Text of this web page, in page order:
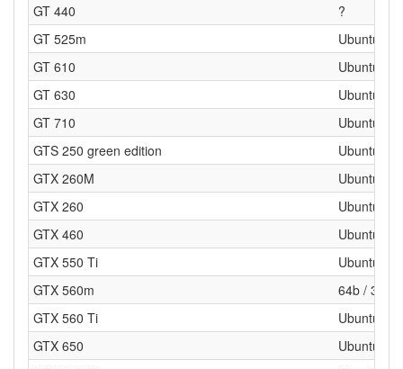
GT 440
?
GT 525m
Ubuntu 64
GT 610
Ubuntu 32
GT 630
Ubuntu 32
GT 710
Ubuntu 64
GTS 250 green edition
Ubuntu 32
GTX 260M
Ubuntu 32
GTX 260
Ubuntu 64
GTX 460
Ubuntu 64
GTX 550 Ti
Ubuntu 64
GTX 560m
64b / 32b
GTX 560 Ti
Ubuntu 64
GTX 650
Ubuntu 64